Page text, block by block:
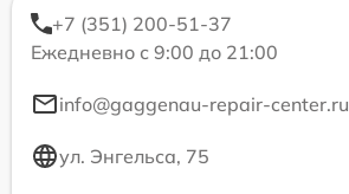
+7 (351) 200-51-37
Ежедневно с 9:00 до 21:00
info@gaggenau-repair-center.ru
ул. Энгельса, 75